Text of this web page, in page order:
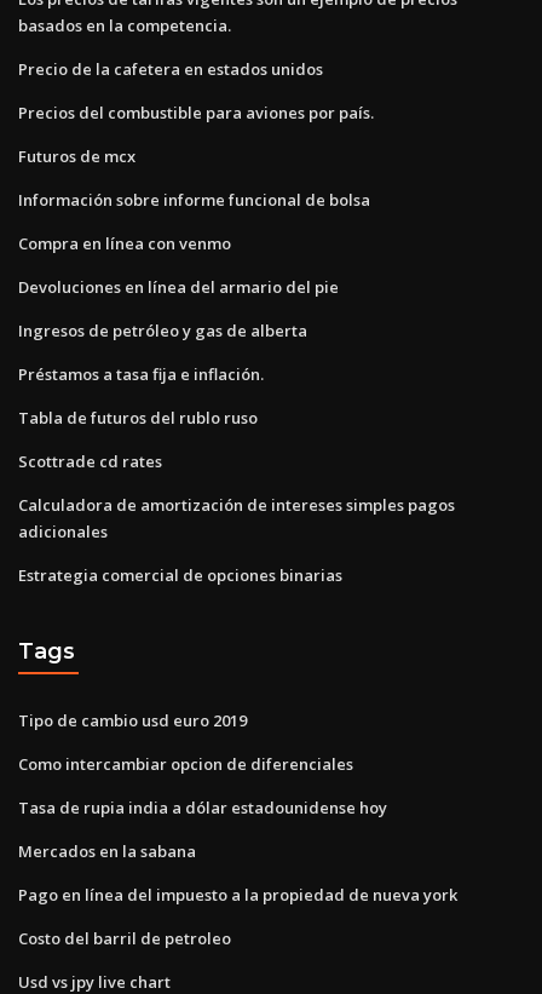
basados ​​en la competencia.
Precio de la cafetera en estados unidos
Precios del combustible para aviones por país.
Futuros de mcx
Información sobre informe funcional de bolsa
Compra en línea con venmo
Devoluciones en línea del armario del pie
Ingresos de petróleo y gas de alberta
Préstamos a tasa fija e inflación.
Tabla de futuros del rublo ruso
Scottrade cd rates
Calculadora de amortización de intereses simples pagos
adicionales
Estrategia comercial de opciones binarias
Tags
Tipo de cambio usd euro 2019
Como intercambiar opcion de diferenciales
Tasa de rupia india a dólar estadounidense hoy
Mercados en la sabana
Pago en línea del impuesto a la propiedad de nueva york
Costo del barril de petroleo
Usd vs jpy live chart